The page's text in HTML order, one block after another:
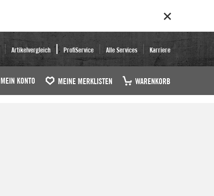
Artikelvergleich ProfiService Alle Services Karriere
MEIN KONTO MEINE MERKLISTEN WARENKORB